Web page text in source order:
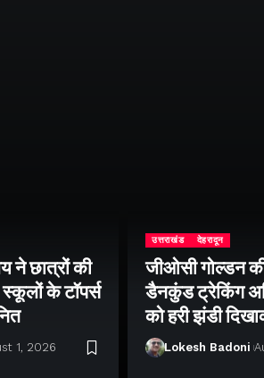
ने छात्रों की
के टॉपर्स
1, 2026
उत्तराखंड देहरादून
जीओसी गोल्डन
डैनकुंड ट्रेकिंग
को हरी झंडी
Lokesh Badoni